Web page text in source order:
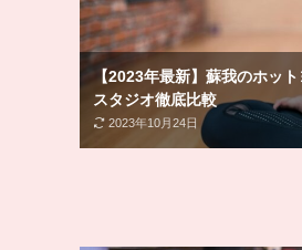
【2023年最新】蘇我のホッ
スタジオ徹底比較
2023年10月24日